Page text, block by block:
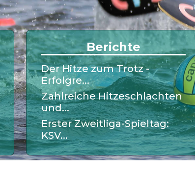
Berichte
Der Hitze zum Trotz -
Erfolgre...
Zahlreiche Hitzeschlachten
und...
Erster Zweitliga-Spieltag:
KSV...